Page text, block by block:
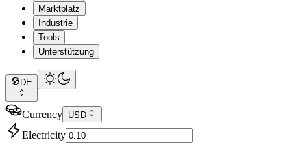
Marktplatz
Industrie
Tools
Unterstützung
DE
Currency USD
Electricity